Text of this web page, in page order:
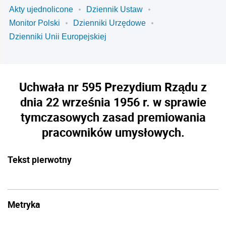
Akty ujednolicone
Dziennik Ustaw
Monitor Polski
Dzienniki Urzędowe
Dzienniki Unii Europejskiej
Uchwała nr 595 Prezydium Rządu z
dnia 22 września 1956 r. w sprawie
tymczasowych zasad premiowania
pracowników umysłowych.
Tekst pierwotny
Metryka